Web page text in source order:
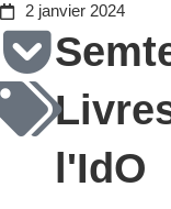
2 janvier 2024
l'IdO